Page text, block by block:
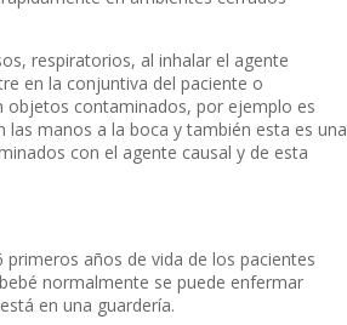
respiratorios, al inhalar el agente
en la conjuntiva del paciente o
objetos contaminados, por ejemplo es
las manos a la boca y también esta es una
con el agente causal y de esta
primeros años de vida de los pacientes
normalmente se puede enfermar
en una guardería.